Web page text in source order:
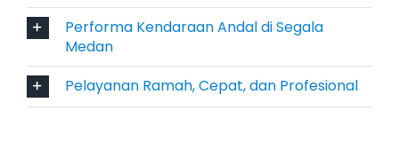
seperti ke Singkawang, Sambas, maupun
wilayah lintas kabupaten. Kapasitas hingga
tujuh penumpang dengan pengaturan AC yang
merata membuat seluruh penumpang tetap
nyaman meskipun perjalanan memakan waktu
Performa Kendaraan Andal di Segala
Medan
Pelayanan Ramah, Cepat, dan Profesional